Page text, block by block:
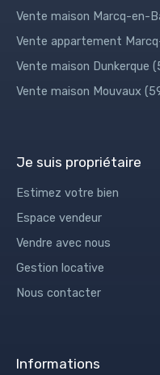
Vente maison Marcq-en-
Vente appartement
Vente maison Dunkerque
Vente maison Mouvaux
Je suis propriétaire
Estimez votre bien
Espace vendeur
Vendre avec nous
Gestion locative
Nous contacter
Informations